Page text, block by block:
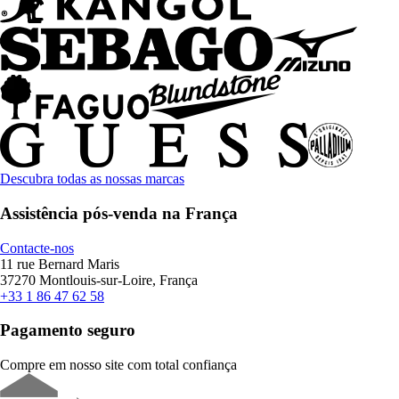
Descubra todas as nossas marcas
Assistência pós-venda na França
Contacte-nos
11 rue Bernard Maris
37270 Montlouis-sur-Loire, França
+33 1 86 47 62 58
Pagamento seguro
Compre em nosso site com total confiança